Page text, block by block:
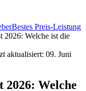
Bestes Preis-Leistung
2026: Welche ist die
aktualisiert: 09. Juni
2026: Welche